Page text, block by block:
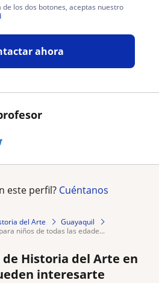
los dos botones, aceptas nuestro
ahora
este perfil? Cuéntanos
del Arte
Guayaquil
niños de todas las edade...
Historia del Arte en
interesarte